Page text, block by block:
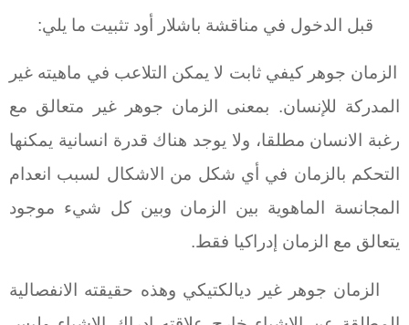
قبل الدخول في مناقشة باشلار أود تثبيت ما يلي:
الزمان جوهر كيفي ثابت لا يمكن التلاعب في ماهيته غير
المدركة للإنسان. بمعنى الزمان جوهر غير متعالق مع
رغبة الانسان مطلقا، ولا يوجد هناك قدرة انسانية يمكنها
التحكم بالزمان في أي شكل من الاشكال لسبب انعدام
المجانسة الماهوية بين الزمان وبين كل شيء موجود
يتعالق مع الزمان إدراكيا فقط.
الزمان جوهر غير ديالكتيكي وهذه حقيقته الانفصالية